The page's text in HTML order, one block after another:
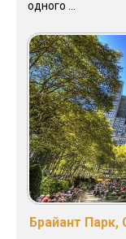
одного ...
Брайант